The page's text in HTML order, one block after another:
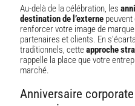
Au-delà de la célébration, les
destination de l’externe
renforcer votre image de
partenaires et clients. En
traditionnels, cetteapproche
rappelle la place que votre
marché.
Anniversaire